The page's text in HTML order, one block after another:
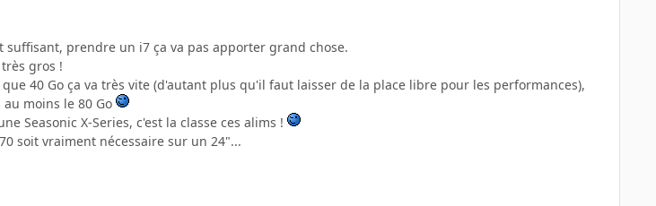
prendre un i7 ça va pas apporter grand chose.
gros !
40 Go ça va très vite (d'autant plus qu'il faut laisser de la place libre pour les performances),
moins le 80 Go
Seasonic X-Series, c'est la classe ces alims !
soit vraiment nécessaire sur un 24"...